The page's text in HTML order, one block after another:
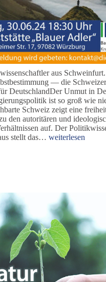
aus
— die
DeutschlandDer Unmut in
ist so groß wie
Schweiz zeigt eine
den autoritären und
auf. Der
stellt das…Frieden
Schweiz
weiterlesen